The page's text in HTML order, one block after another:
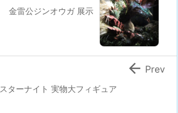
金雷公ジンオウガ 展示
スターナイト 実物大フィギュア
 Prev